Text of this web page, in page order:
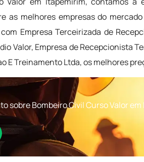
melhores empresas do mercado
com Empresa Terceirizada de
Valor, Empresa de Recepcionista
E Treinamento Ltda, os melhores
sobre Bombeiro Civil Curso Valor